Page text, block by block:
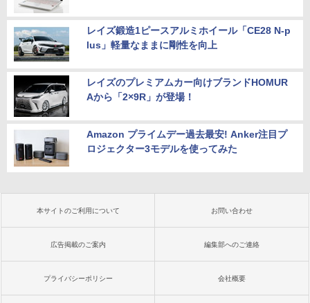
レイズ鍛造1ピースアルミホイール「CE28 N-p
lus」軽量なままに剛性を向上
レイズのプレミアムカー向けブランドHOMUR
Aから「2×9R」が登場！
Amazon プライムデー過去最安! Anker注目プ
ロジェクター3モデルを使ってみた
本サイトのご利用について お問い合わせ
広告掲載のご案内 編集部へのご連絡
プライバシーポリシー 会社概要